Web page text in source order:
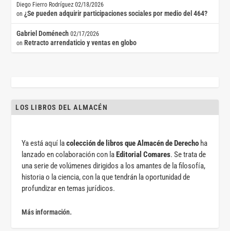
Diego Fierro Rodríguez 02/18/2026
on¿Se pueden adquirir participaciones sociales por medio del 464?
Gabriel Doménech 02/17/2026
on Retracto arrendaticio y ventas en globo
LOS LIBROS DEL ALMACÉN
Ya está aquí lacolección de libros que Almacén de Derecho ha
lanzado en colaboración con laEditorial Comares. Se trata de
una serie de volúmenes dirigidos a los amantes de la filosofía,
historia o la ciencia, con la que tendrán la oportunidad de
profundizar en temas jurídicos.
Más información.